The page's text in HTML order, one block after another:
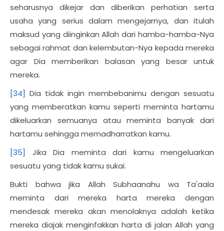
seharusnya dikejar dan diberikan perhatian serta
usaha yang serius dalam mengejarnya, dan itulah
maksud yang diinginkan Allah dari hamba-hamba-Nya
sebagai rahmat dan kelembutan-Nya kepada mereka
agar Dia memberikan balasan yang besar untuk
mereka.
[34] Dia tidak ingin membebanimu dengan sesuatu
yang memberatkan kamu seperti meminta hartamu
dikeluarkan semuanya atau meminta banyak dari
hartamu sehingga memadharratkan kamu.
[35]
Jika Dia meminta dari kamu mengeluarkan
sesuatu yang tidak kamu sukai.
Bukti bahwa jika Allah Subhaanahu wa Ta'aala
meminta dari mereka harta mereka dengan
mendesak mereka akan menolaknya adalah ketika
mereka diajak menginfakkan harta di jalan Allah yang